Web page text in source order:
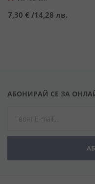
7,30 € /14,28 лв.
АБОНИРАЙ СЕ ЗА